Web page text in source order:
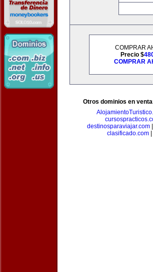
COMPRAR
Precio $
COMPRAR
Otros dominios en
destinosparaviajar.com
clasificado.com